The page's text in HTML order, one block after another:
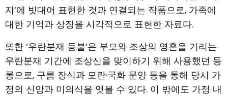
지’에 빗대어 표현한 것과 연결되는 작품으로, 가족에
대한 기억과 상징을 시각적으로 표현한 자료다.
또한 ‘우란분재 등불’은 부모와 조상의 영혼을 기리는
우란분재 기간에 조상신을 맞이하기 위해 사용했던 등
롱으로, 구름 장식과 모란·국화 문양 등을 통해 당시 가
정의 신앙과 미의식을 엿볼 수 있다. 이 밖에도 가정 내